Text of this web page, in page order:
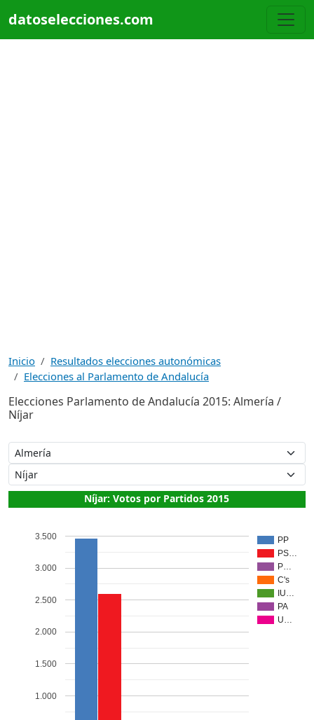
datoselecciones.com
Inicio
Resultados elecciones autonómicas
Elecciones al Parlamento de Andalucía
Elecciones Parlamento de Andalucía 2015: Almería /
Níjar
Níjar: Votos por Partidos 2015
PP
PS…
P…
C's
IU…
PA
U…
1.000
1.500
2.000
2.500
3.000
3.500